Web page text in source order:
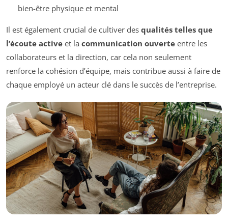
bien-être physique et mental
Il est également crucial de cultiver des qualités telles que
l’écoute active et la communication ouverte entre les
collaborateurs et la direction, car cela non seulement
renforce la cohésion d’équipe, mais contribue aussi à faire de
chaque employé un acteur clé dans le succès de l’entreprise.